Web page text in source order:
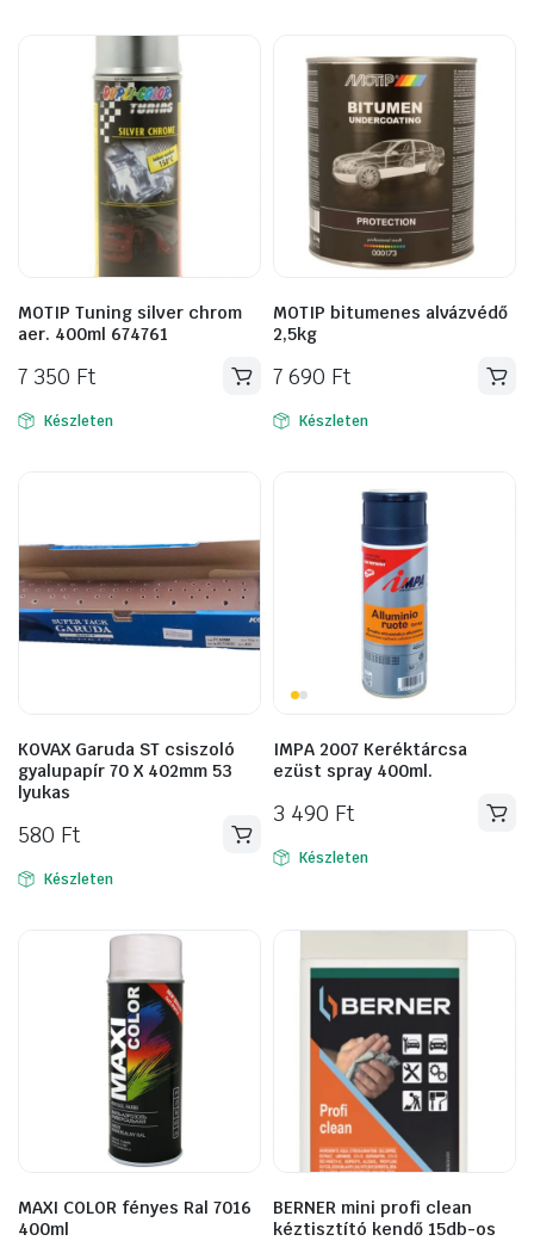
MOTIP Tuning silver chrom
aer. 400ml 674761
7 350 Ft
Készleten
MOTIP bitumenes alvázvédő
2,5kg
7 690 Ft
Készleten
KOVAX Garuda ST csiszoló
gyalupapír 70 X 402mm 53
lyukas
580 Ft
Készleten
IMPA 2007 Keréktárcsa
ezüst spray 400ml.
3 490 Ft
Készleten
MAXI COLOR fényes Ral 7016
400ml
BERNER mini profi clean
kéztisztító kendő 15db-os